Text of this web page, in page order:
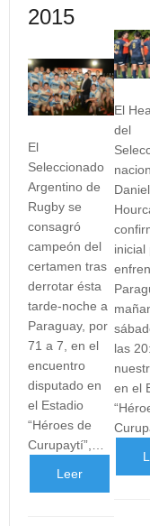
2015
El
Seleccionado
Argentino de
Rugby se
consagró
campeón del
certamen tras
derrotar ésta
tarde-noche a
Paraguay, por
71 a 7, en el
encuentro
disputado en
el Estadio
“Héroes de
Curupaytí”,…
Leer
El
del
Daniel
inicial
las
en el